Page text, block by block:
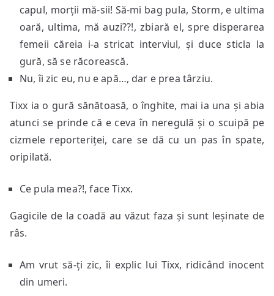
capul, morții mă-sii! Să-mi bag pula, Storm, e ultima
oară, ultima, mă auzi??!, zbiară el, spre disperarea
femeii căreia i-a stricat interviul, și duce sticla la
gură, să se răcorească.
Nu, îi zic eu, nu e apă…, dar e prea târziu.
Tixx ia o gură sănătoasă, o înghite, mai ia una și abia
atunci se prinde că e ceva în neregulă și o scuipă pe
cizmele reporteriței, care se dă cu un pas în spate,
oripilată.
Ce pula mea?!, face Tixx.
Gagicile de la coadă au văzut faza și sunt leșinate de
râs.
Am vrut să-ți zic, îi explic lui Tixx, ridicând inocent
din umeri.